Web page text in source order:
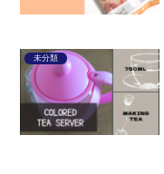
未分類